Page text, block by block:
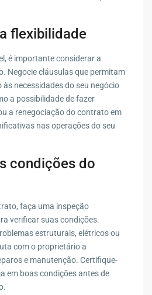
flexibilidade
é importante considerar a
Negocie cláusulas que permitam
necessidades do seu negócio
a possibilidade de fazer
a renegociação do contrato em
nas operações do seu
condições do
faça uma inspeção
verificar suas condições.
estruturais, elétricos ou
com o proprietário a
e manutenção. Certifique-
em boas condições antes de